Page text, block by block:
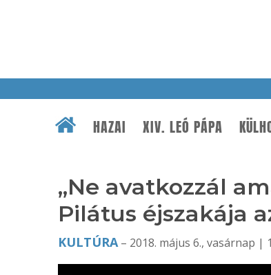
HAZAI XIV. LEÓ PÁPA
„Ne avatkozzál
Pilátus éjszakája
KULTÚRA– 2018. május 6., vasárnap |